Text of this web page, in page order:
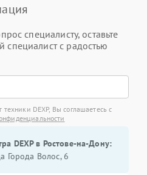
специалисту, оставьте
с радостью
DEXP, Вы соглашаетесь с
DEXP в Ростове-на-Дону:
Города Волос, 6